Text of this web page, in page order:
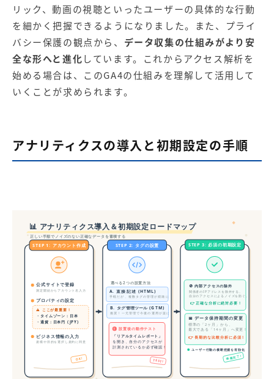
リック、動画の視聴といったユーザーの具体的な行動
を細かく把握できるようになりました。また、プライ
バシー保護の観点から、 データ収集の仕組みがより安
全な形へと進化しています。これからアクセス解析を
始める場合は、このGA4の仕組みを理解して活用して
いくことが求められます。
アナリティクスの導入と初期設定の手順
📊 アナリティクス導入＆初期設定ロードマップ
正しい手順でノイズのない正確なデータを蓄積する
STEP 1: アカウント作成
公式サイトで登録
測定開始からアカウント名入力
プロパティの設定
⚠️ ここが最重要！
・タイムゾーン：日本
・通貨：日本円 (JPY)
ビジネス情報の入力
規模や目的を選択し規約に同意
OK!
STEP 2: タグの設置
選べる2つの設置方法
A. 直接記述 (HTML)
手軽だが、複数タグの管理が煩雑に
B. タグ管理ツール (GTM)
推奨！一元管理で今後の運用が楽に
! 設置後の動作テスト
「リアルタイムレポート」
を開き、自分のアクセスが
計測されているか必ず確認！
TEST!
STEP 3: 必須の初期設定
🚫 内部アクセスの除外
関係者のIPアドレスを除外する。
自分のアクセスによるノイズを防ぐ。
👉 正確な分析に絶対必要！
📅 データ保持期間の変更
標準の「2ヶ月」から、
最大である「14ヶ月」へ変更！
👉 長期的な比較分析に必須！
ユーザー行動の横断把握を有効化
準備完了!